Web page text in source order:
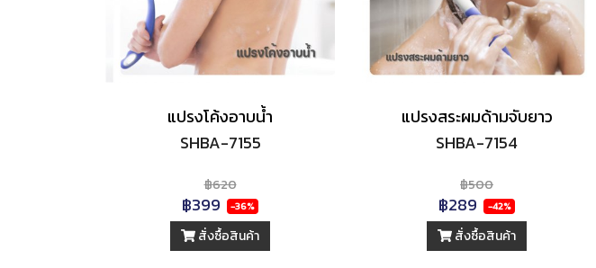
แปรงโค้งอาบน้ำ
SHBA-7155
฿620
฿399 -36%
สั่งซื้อสินค้า
แปรงสระผมด้ามจับยาว
SHBA-7154
฿500
฿289 -42%
สั่งซื้อสินค้า